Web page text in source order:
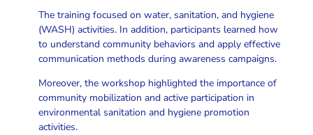
The training focused on water, sanitation, and hygiene
(WASH) activities. In addition, participants learned how
to understand community behaviors and apply effective
communication methods during awareness campaigns.
Moreover, the workshop highlighted the importance of
community mobilization and active participation in
environmental sanitation and hygiene promotion
activities.